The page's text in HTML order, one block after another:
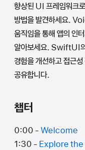
향상된 UI 프레임워크
방법을 발견하세요.
움직임을 통해 앱의 인
알아보세요. SwiftUI
경험을 개선하고 접근
공유합니다.
챕터
0:00 - Welcome
1:30 - Explore